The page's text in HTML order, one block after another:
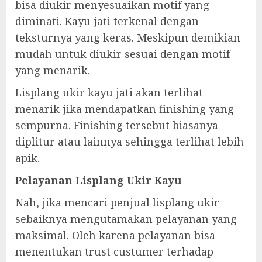
bisa diukir menyesuaikan motif yang
diminati. Kayu jati terkenal dengan
teksturnya yang keras. Meskipun demikian
mudah untuk diukir sesuai dengan motif
yang menarik.
Lisplang ukir kayu jati akan terlihat
menarik jika mendapatkan finishing yang
sempurna. Finishing tersebut biasanya
diplitur atau lainnya sehingga terlihat lebih
apik.
Pelayanan Lisplang Ukir Kayu
Nah, jika mencari penjual lisplang ukir
sebaiknya mengutamakan pelayanan yang
maksimal. Oleh karena pelayanan bisa
menentukan trust custumer terhadap